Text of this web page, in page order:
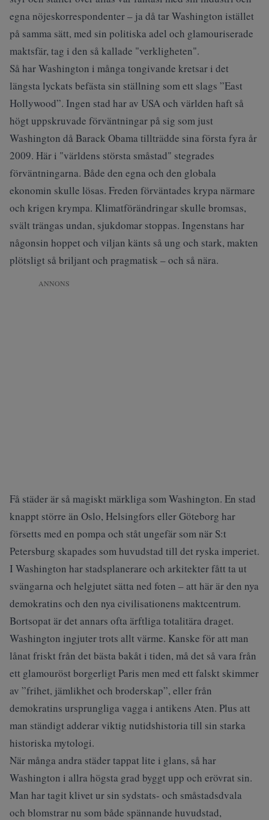
egna nöjeskorrespondenter – ja då tar Washington istället
på samma sätt, med sin politiska adel och glamouriserade
maktsfär, tag i den så kallade "verkligheten".
Så har Washington i många tongivande kretsar i det
längsta lyckats befästa sin ställning som ett slags ”East
Hollywood”. Ingen stad har av USA och världen haft så
högt uppskruvade förväntningar på sig som just
Washington då Barack Obama tillträdde sina första fyra år
2009. Här i "världens största småstad" stegrades
förväntningarna. Både den egna och den globala
ekonomin skulle lösas. Freden förväntades krypa närmare
och krigen krympa. Klimatförändringar skulle bromsas,
svält trängas undan, sjukdomar stoppas. Ingenstans har
någonsin hoppet och viljan känts så ung och stark, makten
plötsligt så briljant och pragmatisk – och så nära.
ANNONS
Få städer är så magiskt märkliga som Washington. En stad
knappt större än Oslo, Helsingfors eller Göteborg har
försetts med en pompa och ståt ungefär som när S:t
Petersburg skapades som huvudstad till det ryska imperiet.
I Washington har stadsplanerare och arkitekter fått ta ut
svängarna och helgjutet sätta ned foten – att här är den nya
demokratins och den nya civilisationens maktcentrum.
Bortsopat är det annars ofta ärftliga totalitära draget.
Washington ingjuter trots allt värme. Kanske för att man
lånat friskt från det bästa bakåt i tiden, må det så vara från
ett glamouröst borgerligt Paris men med ett falskt skimmer
av ”frihet, jämlikhet och broderskap”, eller från
demokratins ursprungliga vagga i antikens Aten. Plus att
man ständigt adderar viktig nutidshistoria till sin starka
historiska mytologi.
När många andra städer tappat lite i glans, så har
Washington i allra högsta grad byggt upp och erövrat sin.
Man har tagit klivet ur sin sydstats- och småstadsdvala
och blomstrar nu som både spännande huvudstad,